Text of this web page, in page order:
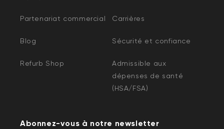
Partenariat commercial Carrières
Blog Sécurité et confiance
Refurb Shop
Admissible aux
dépenses de santé
(HSA/FSA)
Abonnez-vous à notre newsletter